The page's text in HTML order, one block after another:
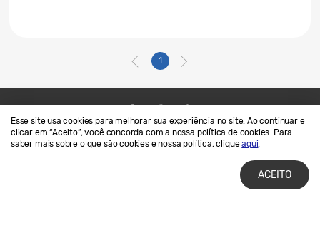
Esse site usa cookies para melhorar sua experiência no site. Ao continuar e
clicar em “Aceito”, você concorda com a nossa política de cookies. Para
saber mais sobre o que são cookies e nossa política, cliqueaqui.
ACEITO
1
Contato
SAMSUNG.COM
Termos de Uso
Privacidade e Cookies